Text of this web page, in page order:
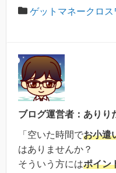
ゲットマネークロス
ブログ運営者：ありり
「空いた時間でお小遣
はありませんか？
そういう方にはポイン